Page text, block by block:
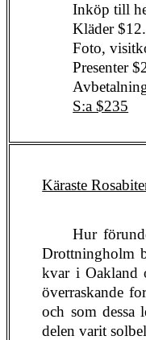
Inköp till
Kläder
Foto,
Presenter
S:a $235
Käraste
Hur
Drottningholm
kvar i Oakland
överraskande
och som dessa
delen varit